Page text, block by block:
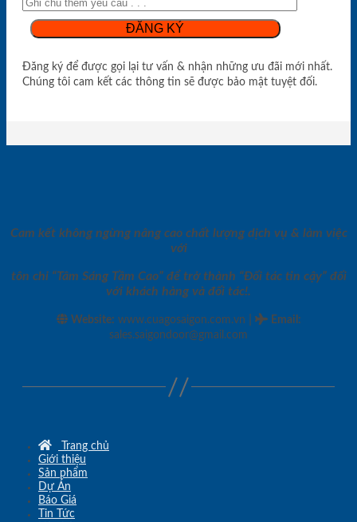
Đăng ký để được gọi lại tư vấn & nhận những ưu đãi mới nhất.
Chúng tôi cam kết các thông tin sẽ được bảo mật tuyệt đối.
Cam kết không ngừng nâng cao chất lượng dịch vụ & làm việc
với
tôn chỉ “Tâm Sáng Tầm Cao” để trở thành “Đối tác tin cậy” đối
với khách hàng và đối tác!.
Website: www.cuagosaigon.com.vn Email :
sales.saigondoor@gmail.com
Trang chủ
Giới thiệu
Sản phẩm
Dự Án
Báo Giá
Tin Tức